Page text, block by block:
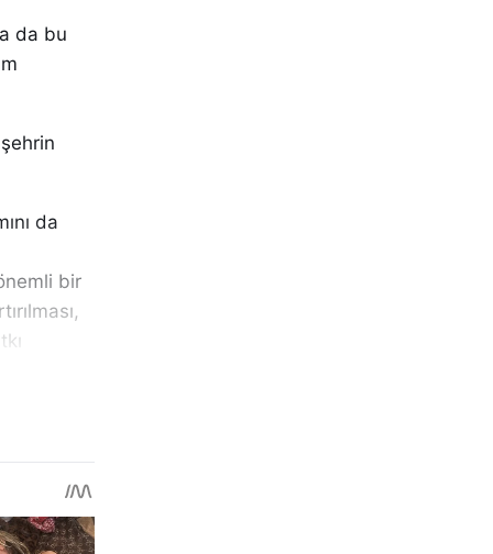
da bu
da
bir
Sivas